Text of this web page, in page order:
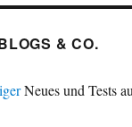
& CO.
Neues und Tests